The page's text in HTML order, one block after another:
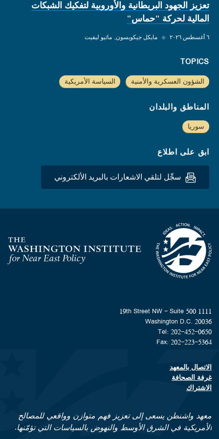
تعزيز الجهود البريطانية والأوروبية لتفكيك الشبكات
المالية لحركة "حماس"
٦ أغسطس ٢٠٢٦ ◆ مايكل جيكوبسون ماثيو ليفيت
TOPICS
الشؤون العسكرية والأمنية السياسة الأمريكية
المناطق والبلدان
سوريا
ابق على اطلاع
سجِّل لتلقي الاشعارات بالبريد الألكتروني
Homepage
1111 19th Street NW - Suite 500
Washington D.C. 20036
Tel: 202-452-0650
Fax: 202-223-5364
Footer contact links
الاتصال بالمعهد
غرفة الصحافة
الاشتراك
معهد واشنطن يسعى إلى تعزيز فهم متوازن وواقعي للمصالح
الأمريكية في الشرق الأوسط والنهوض بالسياسات التي تؤمّنها.